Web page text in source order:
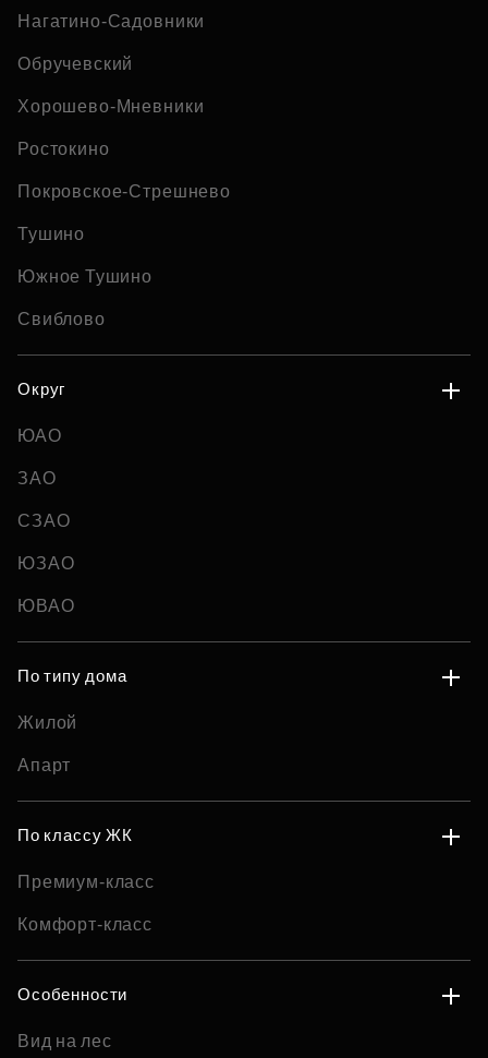
Нагатино-Садовники
Обручевский
Хорошево-Мневники
Ростокино
Покровское-Стрешнево
Тушино
Южное Тушино
Свиблово
Округ
ЮАО
ЗАО
СЗАО
ЮЗАО
ЮВАО
По типу дома
Жилой
Апарт
По классу ЖК
Премиум-класс
Комфорт-класс
Особенности
Вид на лес